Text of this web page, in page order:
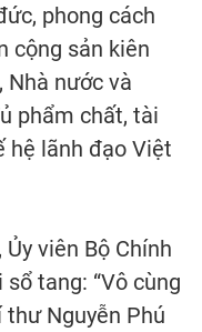
phong cách
cộng sản kiên
Nhà nước và
phẩm chất, tài
hệ lãnh đạo Việt
viên Bộ Chính
tang: “Vô cùng
Nguyễn Phú